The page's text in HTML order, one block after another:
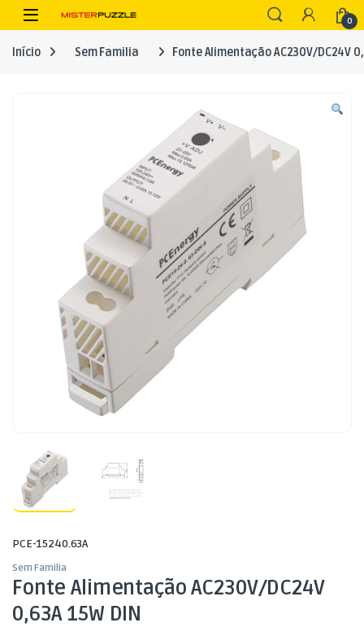
Skip to navigation
Skip to content
Open 0
Início Sem Familia Fonte Alimentação AC230V/DC24V
PCE-15240.63A
Sem Familia
Fonte Alimentação AC230V/DC24V
0,63A 15W DIN